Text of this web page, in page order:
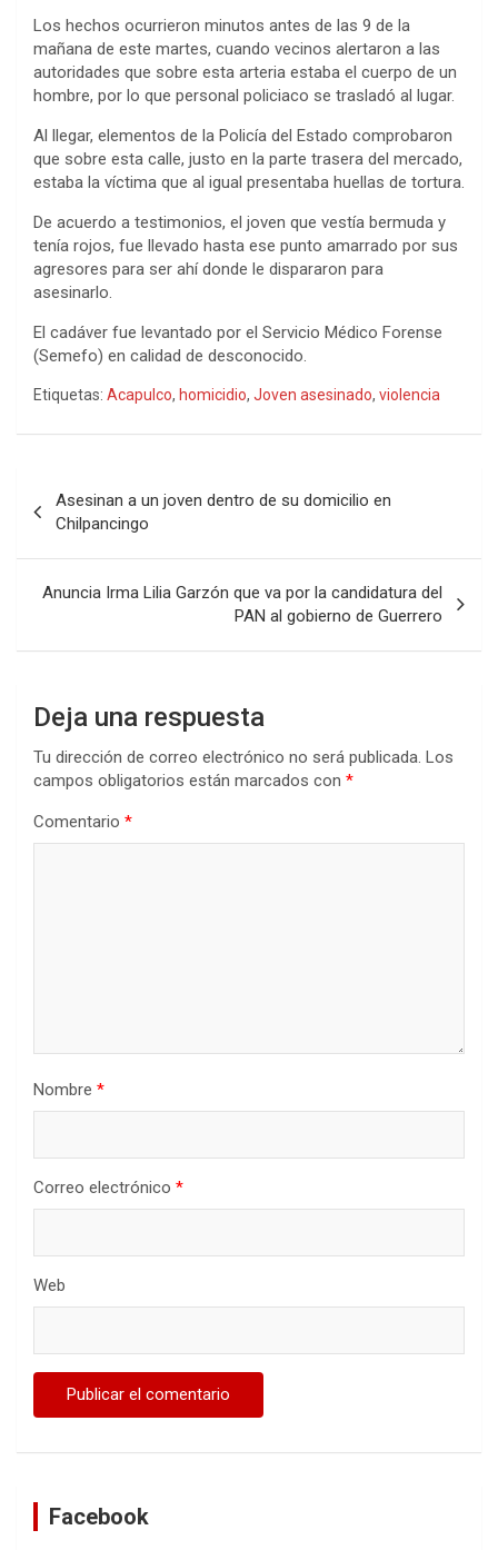
Los hechos ocurrieron minutos antes de las 9 de la
mañana de este martes, cuando vecinos alertaron a las
autoridades que sobre esta arteria estaba el cuerpo de un
hombre, por lo que personal policiaco se trasladó al lugar.
Al llegar, elementos de la Policía del Estado comprobaron
que sobre esta calle, justo en la parte trasera del mercado,
estaba la víctima que al igual presentaba huellas de tortura.
De acuerdo a testimonios, el joven que vestía bermuda y
tenía rojos, fue llevado hasta ese punto amarrado por sus
agresores para ser ahí donde le dispararon para
asesinarlo.
El cadáver fue levantado por el Servicio Médico Forense
(Semefo) en calidad de desconocido.
Etiquetas: Acapulco, homicidio, Joven asesinado, violencia
de
entradas
Asesinan a un joven dentro de su domicilio en
Chilpancingo
Anuncia Irma Lilia Garzón que va por la candidatura del
PAN al gobierno de Guerrero
Deja una respuesta
Tu dirección de correo electrónico no será publicada. Los
campos obligatorios están marcados con *
Comentario *
Nombre *
Correo electrónico *
Web
Facebook